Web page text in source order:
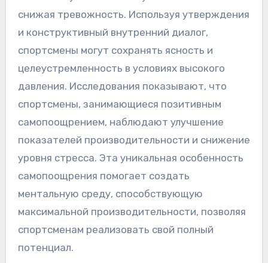
снижая тревожность. Используя утверждения
и конструктивный внутренний диалог,
спортсмены могут сохранять ясность и
целеустремленность в условиях высокого
давления. Исследования показывают, что
спортсмены, занимающиеся позитивным
самопоощрением, наблюдают улучшение
показателей производительности и снижение
уровня стресса. Эта уникальная особенность
самопоощрения помогает создать
ментальную среду, способствующую
максимальной производительности, позволяя
спортсменам реализовать свой полный
потенциал.